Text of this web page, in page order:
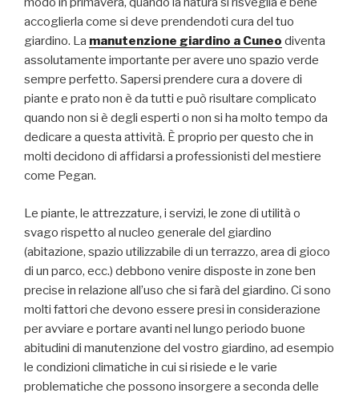
accoglierla come si deve prendendoti cura del tuo
giardino. La manutenzione giardino a Cuneo diventa
assolutamente importante per avere uno spazio verde
sempre perfetto. Sapersi prendere cura a dovere di
piante e prato non è da tutti e può risultare complicato
quando non si è degli esperti o non si ha molto tempo da
dedicare a questa attività. È proprio per questo che in
molti decidono di affidarsi a professionisti del mestiere
come Pegan.
Le piante, le attrezzature, i servizi, le zone di utilità o
svago rispetto al nucleo generale del giardino
(abitazione, spazio utilizzabile di un terrazzo, area di gioco
di un parco, ecc.) debbono venire disposte in zone ben
precise in relazione all’uso che si farà del giardino. Ci sono
molti fattori che devono essere presi in considerazione
per avviare e portare avanti nel lungo periodo buone
abitudini di manutenzione del vostro giardino, ad esempio
le condizioni climatiche in cui si risiede e le varie
problematiche che possono insorgere a seconda delle